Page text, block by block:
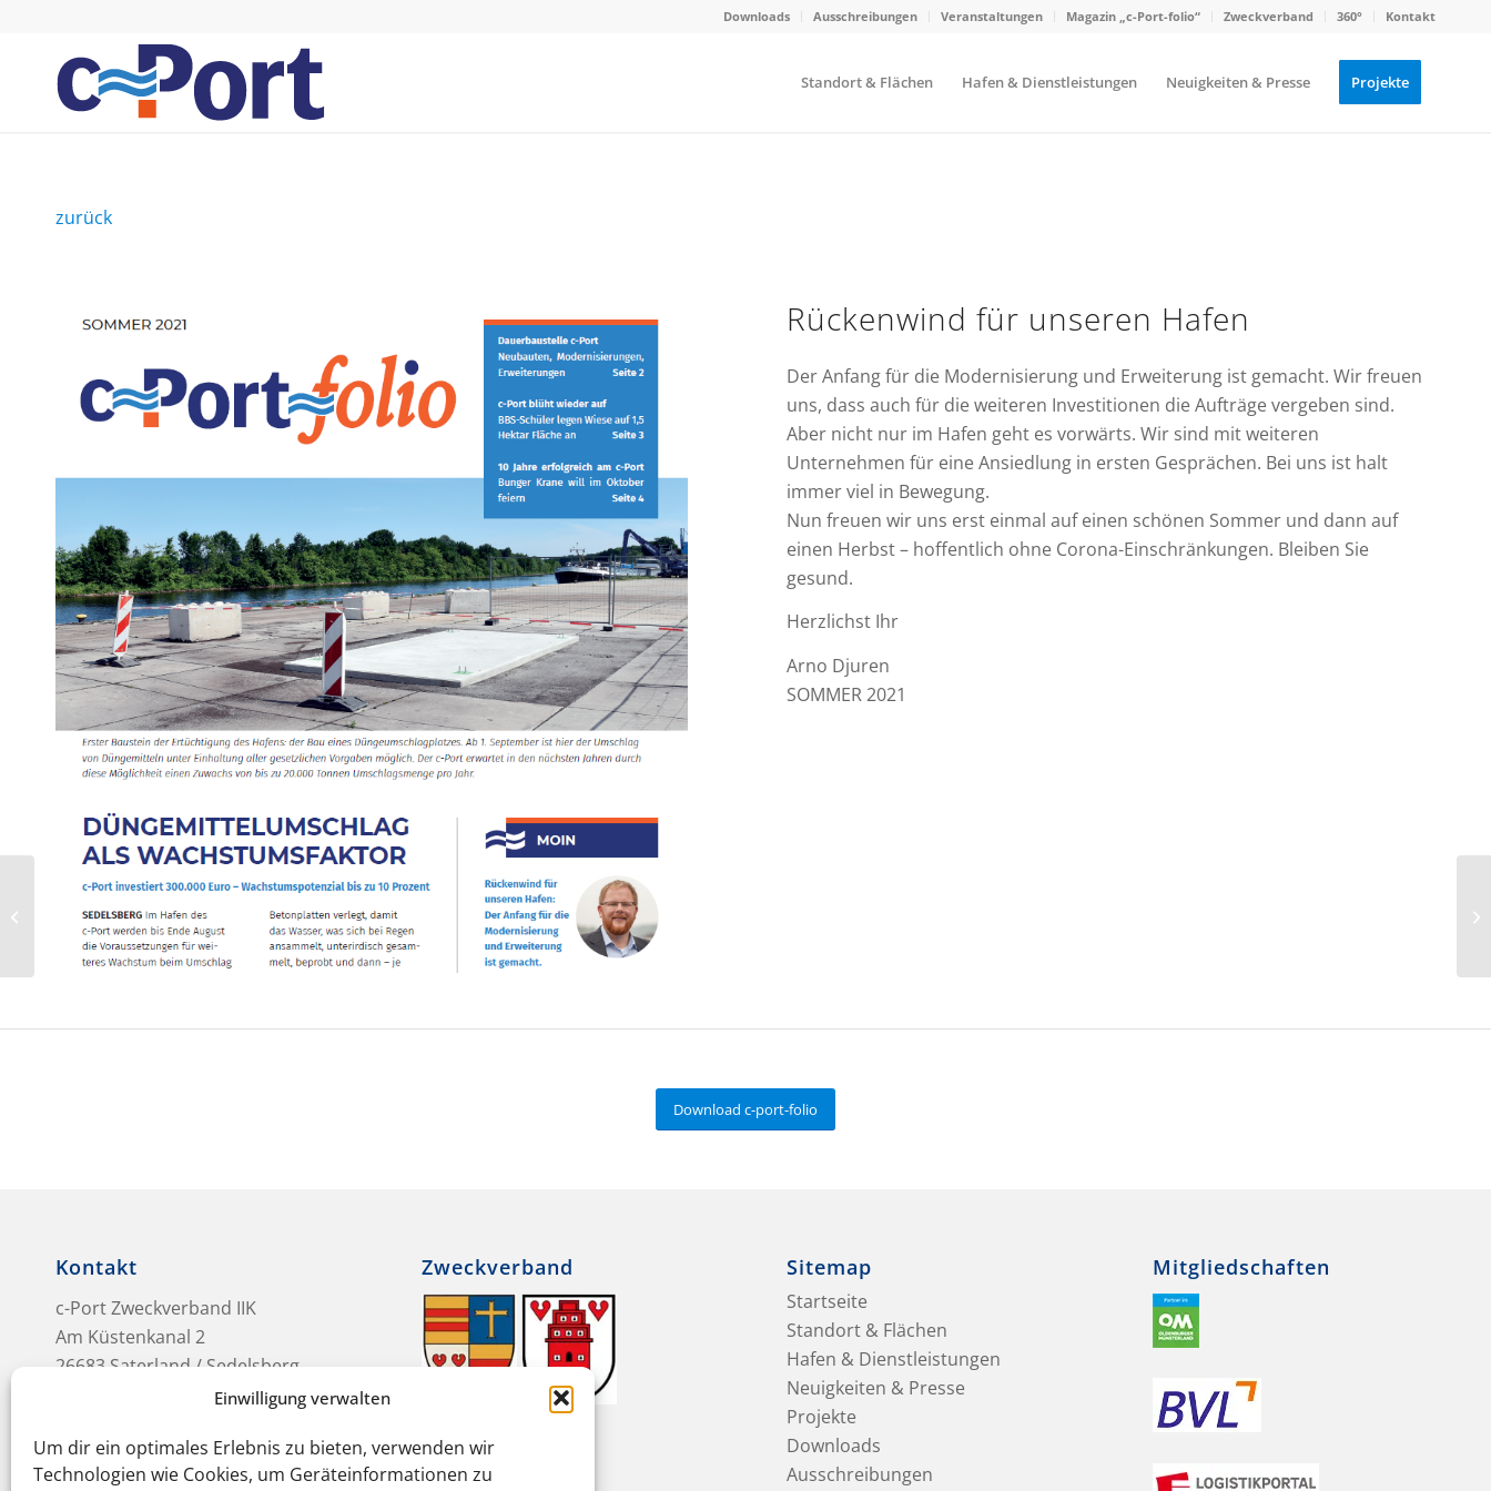
Einwilligung verwalten
Um dir ein optimales Erlebnis zu bieten, verwenden wir
Technologien wie Cookies, um Geräteinformationen zu
Downloads Ausschreibungen Veranstaltungen Magazin „c-Port-folio“ Zweckverband 360° Kontakt
Standort & Flächen Hafen & Dienstleistungen Neuigkeiten & Presse Projekte
zurück
Rückenwind für unseren Hafen
Der Anfang für die Modernisierung und Erweiterung ist gemacht. Wir freuen
uns, dass auch für die weiteren Investitionen die Aufträge vergeben sind.
Aber nicht nur im Hafen geht es vorwärts. Wir sind mit weiteren
Unternehmen für eine Ansiedlung in ersten Gesprächen. Bei uns ist halt
immer viel in Bewegung.
Nun freuen wir uns erst einmal auf einen schönen Sommer und dann auf
einen Herbst – hoffentlich ohne Corona-Einschränkungen. Bleiben Sie
gesund.
Herzlichst Ihr
Arno Djuren
SOMMER 2021
Download c-port-folio
Kontakt
c-Port Zweckverband IIK
Am Küstenkanal 2
26683 Saterland / Sedelsberg
+49 4491 786 000
Fax: +49 4491 786 009
info@c-port-kuestenkanal.de
Zweckverband Sitemap
Startseite
Standort & Flächen
Hafen & Dienstleistungen
Neuigkeiten & Presse
Projekte
Downloads
Ausschreibungen
Mitgliedschaften